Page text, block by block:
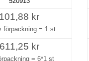
101,88 kr
förpackning = 1 st
611,25 kr
= 6*1 st